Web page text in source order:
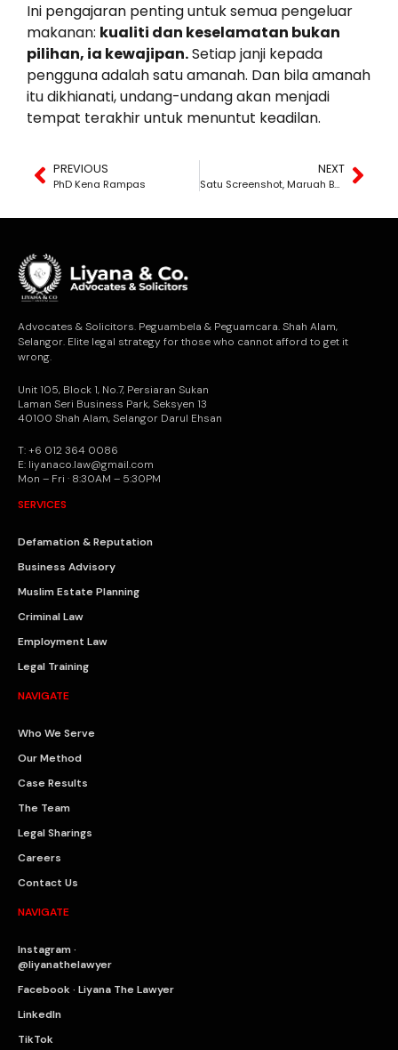
Ini pengajaran penting untuk semua pengeluar
makanan: kualiti dan keselamatan bukan
pilihan, ia kewajipan.Setiap janji kepada
pengguna adalah satu amanah. Dan bila amanah
itu dikhianati, undang-undang akan menjadi
tempat terakhir untuk menuntut keadilan.
PREVIOUS
PhD Kena Rampas
NEXT
Satu Screenshot, Maruah Bertahun Hancur
Advocates & Solicitors. Peguambela & Peguamcara. Shah Alam,
Selangor. Elite legal strategy for those who cannot afford to get it
wrong.
Unit 105, Block 1, No.7, Persiaran Sukan
Laman Seri Business Park, Seksyen 13
40100 Shah Alam, Selangor Darul Ehsan
T: +6 012 364 0086
E: liyanaco.law@gmail.com
Mon – Fri · 8:30AM – 5:30PM
SERVICES
Defamation & Reputation
Business Advisory
Muslim Estate Planning
Criminal Law
Employment Law
Legal Training
NAVIGATE
Who We Serve
Our Method
Case Results
The Team
Legal Sharings
Careers
Contact Us
NAVIGATE
Instagram ·
@liyanathelawyer
Facebook · Liyana The Lawyer
LinkedIn
TikTok